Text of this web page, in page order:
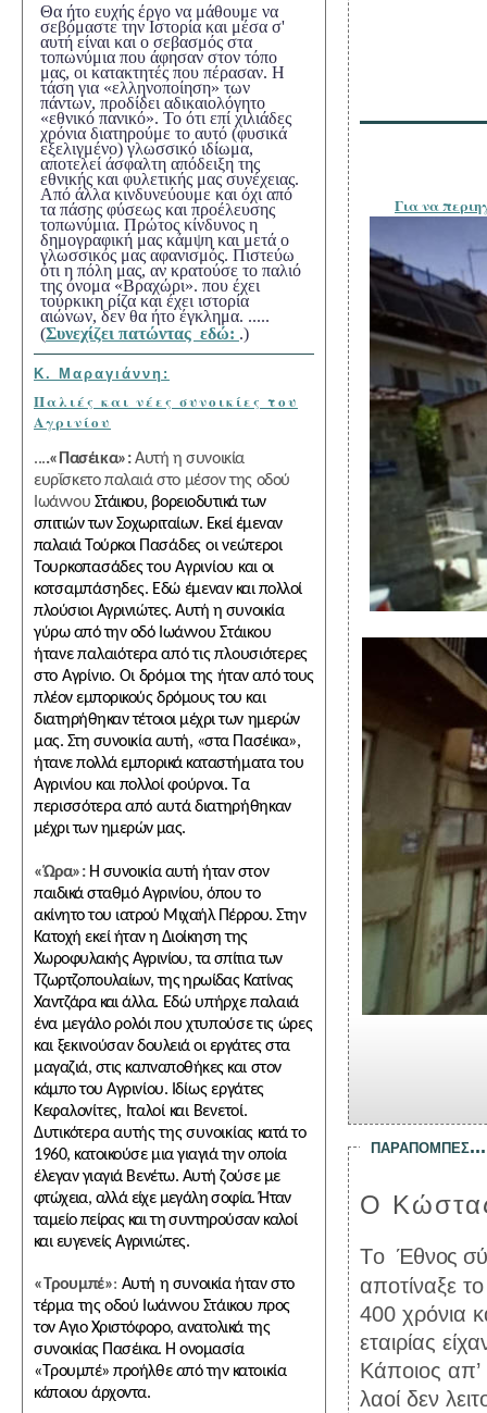
Ο
Τ
ο Έθνος
αποτίναξε το ζυγό της
400 χρόνια
εταιρίας είχαν την ιδέα του
Κάποιος απ’
λαοί δεν λειτουργούν αυτόματα και ασύνδετα.
Θα ήτο ευχής έργο να μάθουμε να
σεβόμαστε την Ιστορία και μέσα σ'
αυτή είναι και ο σεβασμός στα
τοπωνύμια που άφησαν στον τόπο
μας, οι κατακτητές που πέρασαν. Η
τάση για «ελληνοποίηση» των
πάντων, προδίδει αδικαιολόγητο
«εθνικό πανικό». Το ότι επί χιλιάδες
χρόνια διατηρούμε το αυτό (φυσικά
εξελιγμένο) γλωσσικό ιδίωμα,
αποτελεί άσφαλτη απόδειξη της
εθνικής και φυλετικής μας συνέχειας.
Από άλλα κινδυνεύουμε και όχι από
τα πάσης φύσεως και προέλευσης
τοπωνύμια. Πρώτος κίνδυνος η
δημογραφική μας κάμψη και μετά ο
γλωσσικός μας αφανισμός. Πιστεύω
ότι η πόλη μας, αν κρατούσε το παλιό
της όνομα «Βραχώρι». που έχει
τούρκικη ρίζα και έχει ιστορία
αιώνων, δεν θα ήτο έγκλημα. .....
(
Συνεχίζει πατώντας εδώ: .)
Κ. Μαραγιάννη:
Παλιές και νέες συνοικίες του
Αγρινίου
....«Πασέικα»: Αυτή η συνοικία
ευρΐσκετο παλαιά στο μέσον της οδού
Ιωάννου Στάικου, βορειοδυτικά των
σπιτιών των Σοχωριταίων. Εκεί έμεναν
παλαιά Τούρκοι Πασάδες οι νεώτεροι
Τουρκοπασάδες του Αγρινίου και οι
κοτσαμπάσηδες. Εδώ έμεναν και πολλοί
πλούσιοι Αγρινιώτες. Αυτή η συνοικία
γύρω από την οδό Ιωάννου Στάικου
ήτανε παλαιότερα από τις πλουσιότερες
στο Αγρίνιο. Οι δρόμοι της ήταν από τους
πλέον εμπορικούς δρόμους του και
διατηρήθηκαν τέτοιοι μέχρι των ημερών
μας. Στη συνοικία αυτή, «στα Πασέικα»,
ήτανε πολλά εμπορικά καταστήματα του
Αγρινίου και πολλοί φούρνοι. Τα
περισσότερα από αυτά διατηρήθηκαν
μέχρι των ημερών μας.
«Ώρα»:Η συνοικία αυτή ήταν στον
παιδικά σταθμό Αγρινίου, όπου το
ακίνητοτου ιατρού Μιχαήλ Πέρρου. Στην
Κατοχή εκεί ήταν η Διοίκηση της
ΧωροφυλακήςΑγρινίου, τα σπίτια των
Τζωρτζοπουλαίων, της ηρωίδας Κατίνας
Χαντζάρα και άλλα. Εδώ υπήρχε παλαιά
ένα μεγάλο ρολόι που χτυπούσε τις ώρες
και ξεκινούσανδουλειά οι εργάτες στα
μαγαζιά, στις καπναποθήκες και στον
κάμπο του Αγρινίου. Ιδίως εργάτες
Κεφαλονίτες, Ιταλοί και Βενετοί.
Δυτικότερα αυτής της συνοικίας κατά το
1960, κατοικούσε μια γιαγιά την οποία
έλεγαν γιαγιά Βενέτω. Αυτή ζούσε με
φτώχεια, αλλά είχε μεγάλη σοφία. Ήταν
ταμείο πείρας και τη συντηρούσαν καλοί
και ευγενείς Αγρινιώτες.
«Τρουμπέ»:
τέρμα της οδού Ιωάννου Στάικου προς
τον Αγιο Χριστόφορο, ανατολικά της
συνοικίας Πασέικα. Η ονομασία
«Τρουμπέ» προήλθε από την κατοικία
κάποιου άρχοντα.